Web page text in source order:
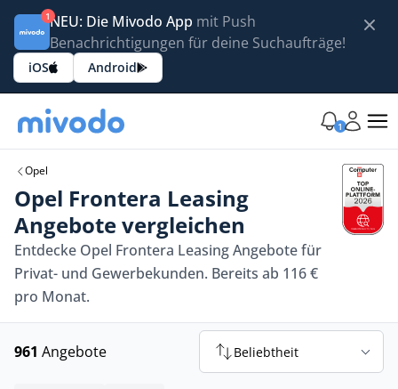
1NEU: Die Mivodo App mit Push
Benachrichtigungen für deine Suchaufträge!
iOS Android
1
Opel
Opel Frontera Leasing
Angebote vergleichen
Entdecke Opel Frontera Leasing Angebote für
Privat- und Gewerbekunden. Bereits ab 116 €
pro Monat.
961 Angebote Beliebtheit